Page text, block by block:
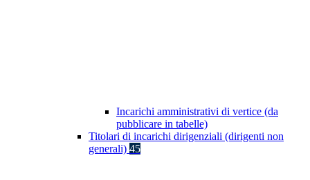
Incarichi amministrativi di vertice (da
pubblicare in tabelle)
Titolari di incarichi dirigenziali (dirigenti non
generali) 45